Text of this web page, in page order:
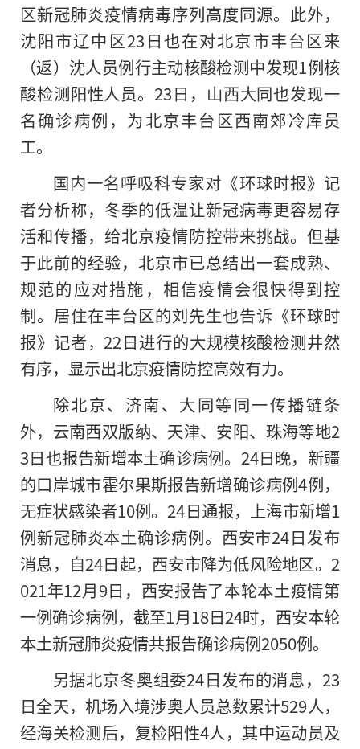
区新冠肺炎疫情病毒序列高度同源。此外，
沈阳市辽中区23日也在对北京市丰台区来
（返）沈人员例行主动核酸检测中发现1例核
酸检测阳性人员。23日，山西大同也发现一
名确诊病例，为北京丰台区西南郊冷库员
工。
国内一名呼吸科专家对《环球时报》记
者分析称，冬季的低温让新冠病毒更容易存
活和传播，给北京疫情防控带来挑战。但基
于此前的经验，北京市已总结出一套成熟、
规范的应对措施，相信疫情会很快得到控
制。居住在丰台区的刘先生也告诉《环球时
报》记者，22日进行的大规模核酸检测井然
有序，显示出北京疫情防控高效有力。
除北京、济南、大同等同一传播链条
外，云南西双版纳、天津、安阳、珠海等地2
3日也报告新增本土确诊病例。24日晚，新疆
的口岸城市霍尔果斯报告新增确诊病例4例，
无症状感染者10例。24日通报，上海市新增1
例新冠肺炎本土确诊病例。西安市24日发布
消息，自24日起，西安市降为低风险地区。2
021年12月9日，西安报告了本轮本土疫情第
一例确诊病例，截至1月18日24时，西安本轮
本土新冠肺炎疫情共报告确诊病例2050例。
另据北京冬奥组委24日发布的消息，23
日全天，机场入境涉奥人员总数累计529人，
经海关检测后，复检阳性4人，其中运动员及